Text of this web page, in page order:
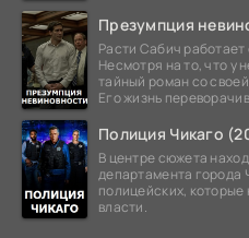
Презумпция
Расти Сабич
Несмотря на то, что у
тайный роман со
Его жизнь
Полиция Чикаго
В центре сюжета
департамента города
полицейских, которые
власти.